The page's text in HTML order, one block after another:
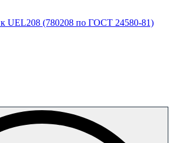
UEL208 (780208 по ГОСТ 24580-81)